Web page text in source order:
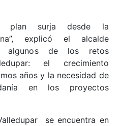
plan surja desde la
explicó el alcalde
algunos de los retos
el crecimiento
años y la necesidad de
en los proyectos
se encuentra en